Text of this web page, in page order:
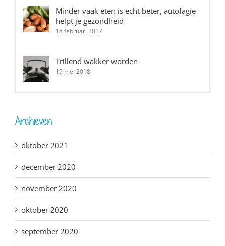
Minder vaak eten is echt beter, autofagie
helpt je gezondheid
18 februari 2017
Trillend wakker worden
19 mei 2018
Archieven
oktober 2021
december 2020
november 2020
oktober 2020
september 2020